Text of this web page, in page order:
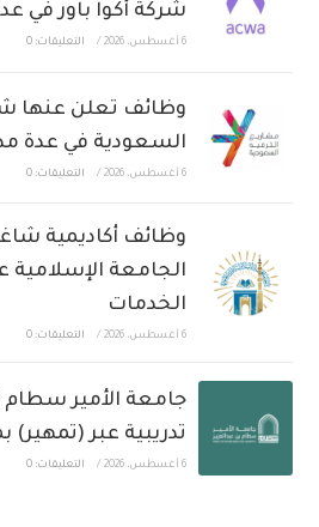
شركة أكوا باور في
6 أغسطس، 2026 / التعليقات: 0
وظائف تعلن عنها
السعودية في عدة
6 أغسطس، 2026 / التعليقات: 0
وظائف أكاديمية
الجامعة
الخدمات
6 أغسطس، 2026 / التعليقات: 0
جامعة الأمير
تدريبية عبر (تمهير) بمكافأة
6 أغسطس، 2026 / التعليقات: 0